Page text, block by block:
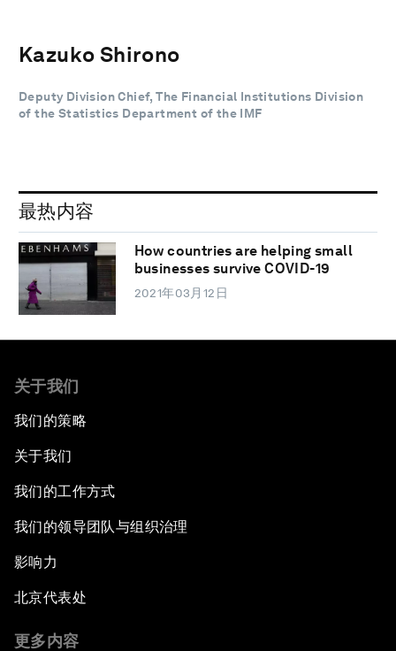
Kazuko Shirono
Deputy Division Chief, The Financial Institutions Division
of the Statistics Department of the IMF
最热内容
How countries are helping small
businesses survive COVID-19
2021年03月12日
关于我们
我们的策略
关于我们
我们的工作方式
我们的领导团队与组织治理
影响力
北京代表处
更多内容